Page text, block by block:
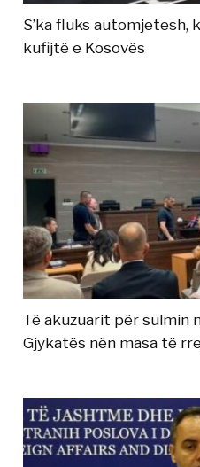
S’ka fluks automjetesh,
kufijtë e Kosovës
Të akuzuarit për sulmin
Gjykatës nën masa të